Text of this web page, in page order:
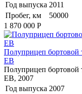
Год выпуска 2011
Пробег, км
50000
1 870 000 Р
Полуприцеп бортовой
EB
Полуприцеп бортовой
EB, 2007
Год выпуска 2007